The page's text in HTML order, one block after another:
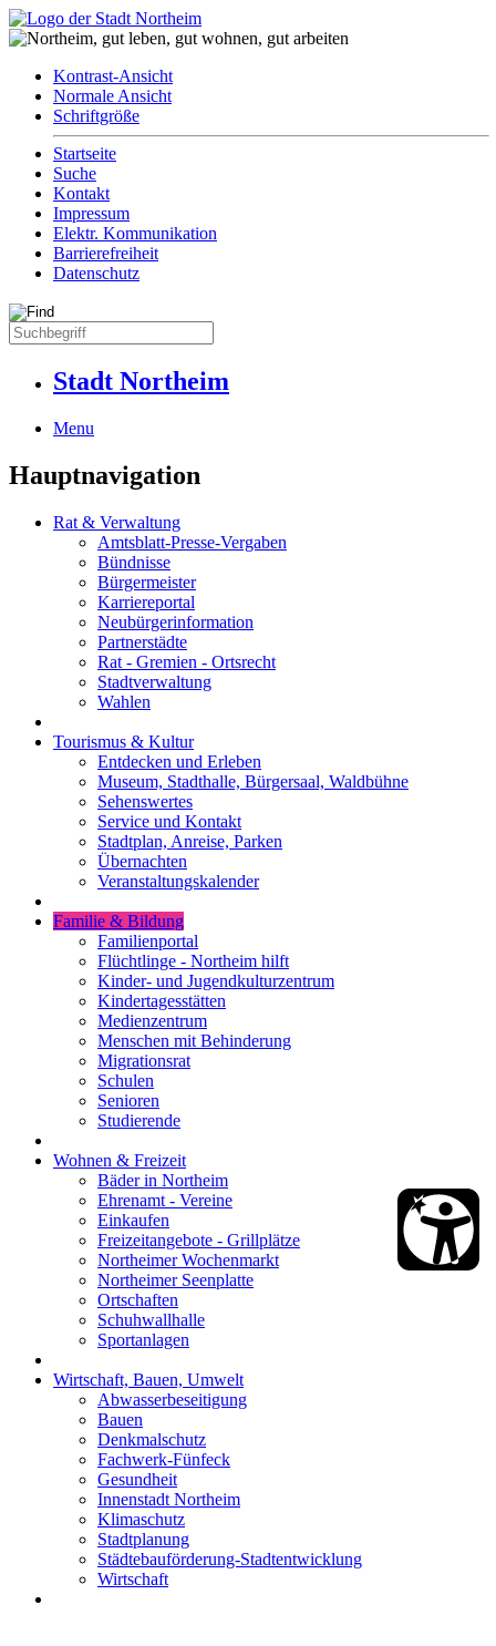
Kontrast-Ansicht
Normale Ansicht
Schriftgröße
Startseite
Suche
Kontakt
Impressum
Elektr. Kommunikation
Barrierefreiheit
Datenschutz
Stadt Northeim
Menu
Hauptnavigation
Rat & Verwaltung
Amtsblatt-Presse-Vergaben
Bündnisse
Bürgermeister
Karriereportal
Neubürgerinformation
Partnerstädte
Rat - Gremien - Ortsrecht
Stadtverwaltung
Wahlen
Tourismus & Kultur
Entdecken und Erleben
Museum, Stadthalle, Bürgersaal, Waldbühne
Sehenswertes
Service und Kontakt
Stadtplan, Anreise, Parken
Übernachten
Veranstaltungskalender
Familie & Bildung
Familienportal
Flüchtlinge - Northeim hilft
Kinder- und Jugendkulturzentrum
Kindertagesstätten
Medienzentrum
Menschen mit Behinderung
Migrationsrat
Schulen
Senioren
Studierende
Wohnen & Freizeit
Bäder in Northeim
Ehrenamt - Vereine
Einkaufen
Freizeitangebote - Grillplätze
Northeimer Wochenmarkt
Northeimer Seenplatte
Ortschaften
Schuhwallhalle
Sportanlagen
Wirtschaft, Bauen, Umwelt
Abwasserbeseitigung
Bauen
Denkmalschutz
Fachwerk-Fünfeck
Gesundheit
Innenstadt Northeim
Klimaschutz
Stadtplanung
Städtebauförderung-Stadtentwicklung
Wirtschaft